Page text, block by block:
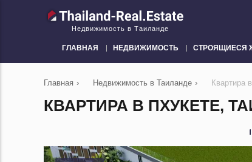
Недвижимость в Таиланде
ГЛАВНАЯ НЕДВИЖИМОСТЬ СТРОЯЩИЕСЯ
Главная › Недвижимость в Таиланде › Квартира
КВАРТИРА В ПХУКЕТЕ,